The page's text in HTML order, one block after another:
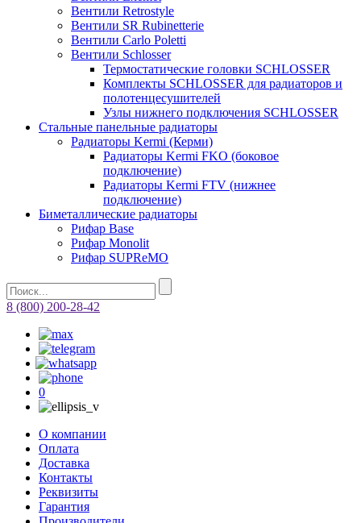
Вентили Retrostyle
Вентили SR Rubinetterie
Вентили Carlo Poletti
Вентили Schlosser
Термостатические головки SCHLOSSER
Комплекты SCHLOSSER для радиаторов и
полотенцесушителей
Узлы нижнего подключения SCHLOSSER
Стальные панельные радиаторы
Радиаторы Kermi (Керми)
Радиаторы Kermi FKO (боковое
подключение)
Радиаторы Kermi FTV (нижнее
подключение)
Биметаллические радиаторы
Рифар Base
Рифар Monolit
Рифар SUPReMO
8 (800) 200-28-42
0
О компании
Оплата
Доставка
Контакты
Реквизиты
Гарантия